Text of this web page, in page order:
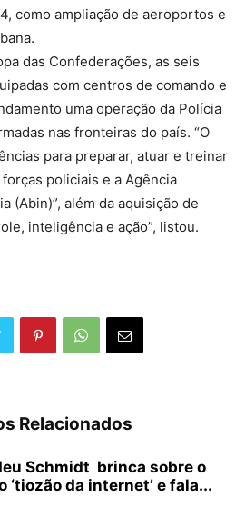
como ampliação de aeroportos e
das Confederações, as seis
com centros de comando e
uma operação da Polícia
nas fronteiras do país. “O
para preparar, atuar e treinar
policiais e a Agência
(Abin)”, além da aquisição de
inteligência e ação”, listou.
Relacionados
Schmidt brinca sobre o
‘tiozão da internet’ e fala...